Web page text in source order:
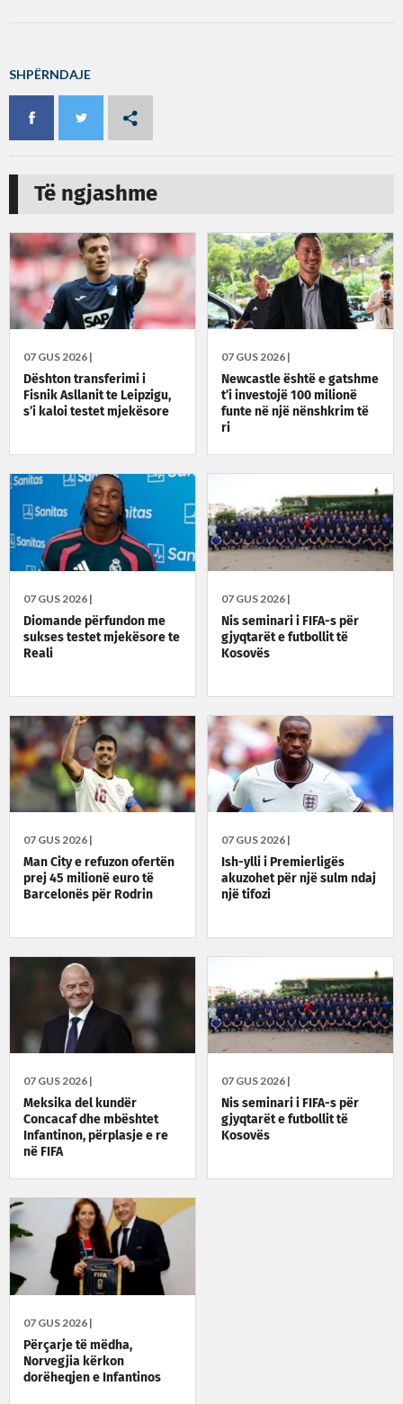
SHPËRNDAJE
Të ngjashme
07 GUS 2026 |
Dështon transferimi i
Fisnik Asllanit te Leipzigu,
s’i kaloi testet mjekësore
07 GUS 2026 |
Newcastle është e gatshme
t’i investojë 100 milionë
funte në një nënshkrim të
ri
07 GUS 2026 |
Diomande përfundon me
sukses testet mjekësore te
Reali
07 GUS 2026 |
Nis seminari i FIFA-s për
gjyqtarët e futbollit të
Kosovës
07 GUS 2026 |
Man City e refuzon ofertën
prej 45 milionë euro të
Barcelonës për Rodrin
07 GUS 2026 |
Ish-ylli i Premierligës
akuzohet për një sulm ndaj
një tifozi
07 GUS 2026 |
Meksika del kundër
Concacaf dhe mbështet
Infantinon, përplasje e re
në FIFA
07 GUS 2026 |
Nis seminari i FIFA-s për
gjyqtarët e futbollit të
Kosovës
07 GUS 2026 |
Përçarje të mëdha,
Norvegjia kërkon
dorëheqjen e Infantinos